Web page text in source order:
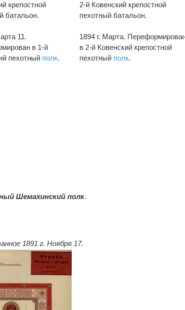
крепостной
батальон.
2-й Ковенский крепостной
пехотный батальон.
11.
в 1-й
пехотный полк.
1894 г. Марта.
в 2-й Ковенский крепостной
пехотный полк.
Шемахинский полк.
1891 г. Ноября 17.